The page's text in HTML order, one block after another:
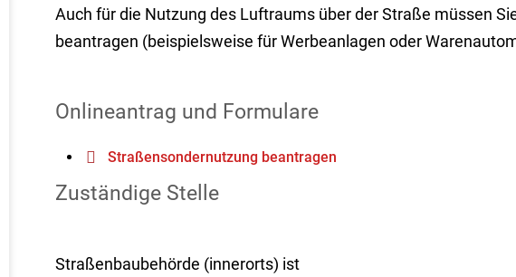
Auch für die Nutzung des Luftraums über der Straße müssen
beantragen (beispielsweise für Werbeanlagen oder
Onlineantrag und Formulare
Straßensondernutzung beantragen
Zuständige Stelle
Straßenbaubehörde (innerorts) ist